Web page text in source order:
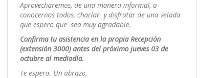
Aprovecharemos, de una manera informal, a
conocernos todos, charlar y disfrutar de una velada
que espero que sea muy agradable.
Confirma tu asistencia en la propia Recepción
(extensión 3000) antes del próximo jueves 03 de
octubre al mediodía.
Te espero. Un abrazo,